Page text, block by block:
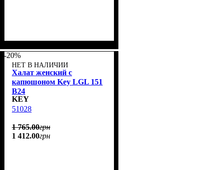
-20%
НЕТ В НАЛИЧИИ
Халат женский с
капюшоном Key LGL 151
B24
KEY
51028
1 765.00грн
1 412.00грн